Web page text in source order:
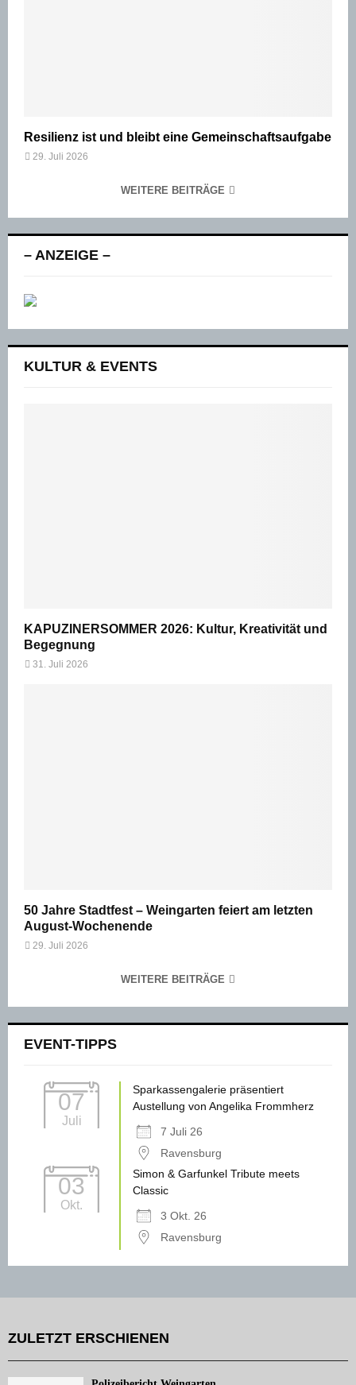
Resilienz ist und bleibt eine Gemeinschaftsaufgabe
29. Juli 2026
WEITERE BEITRÄGE
– ANZEIGE –
KULTUR & EVENTS
KAPUZINERSOMMER 2026: Kultur, Kreativität und
Begegnung
31. Juli 2026
50 Jahre Stadtfest – Weingarten feiert am letzten
August-Wochenende
29. Juli 2026
WEITERE BEITRÄGE
EVENT-TIPPS
07
Juli
Sparkassengalerie präsentiert
Austellung von Angelika Frommherz
7 Juli 26
Ravensburg
03
Okt.
Simon & Garfunkel Tribute meets
Classic
3 Okt. 26
Ravensburg
ZULETZT ERSCHIENEN